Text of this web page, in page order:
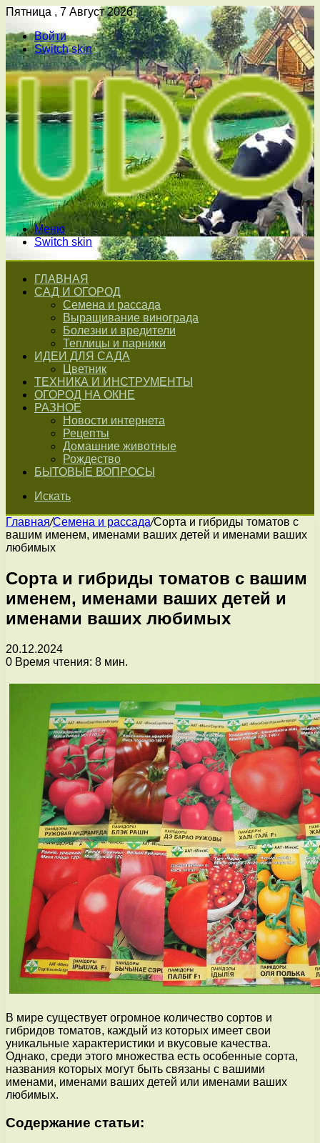
Пятница , 7 Август 2026
Войти
Switch skin
Меню
Switch skin
ГЛАВНАЯ
САД И ОГОРОД
Семена и рассада
Выращивание винограда
Болезни и вредители
Теплицы и парники
ИДЕИ ДЛЯ САДА
Цветник
ТЕХНИКА И ИНСТРУМЕНТЫ
ОГОРОД НА ОКНЕ
РАЗНОЕ
Новости интернета
Рецепты
Домашние животные
Рождество
БЫТОВЫЕ ВОПРОСЫ
Искать
Главная/Семена и рассада/Сорта и гибриды томатов с
вашим именем, именами ваших детей и именами ваших
любимых
Сорта и гибриды томатов с вашим
именем, именами ваших детей и
именами ваших любимых
20.12.2024
0 Время чтения: 8 мин.
В мире существует огромное количество сортов и
гибридов томатов, каждый из которых имеет свои
уникальные характеристики и вкусовые качества.
Однако, среди этого множества есть особенные сорта,
названия которых могут быть связаны с вашими
именами, именами ваших детей или именами ваших
любимых.
Содержание статьи: